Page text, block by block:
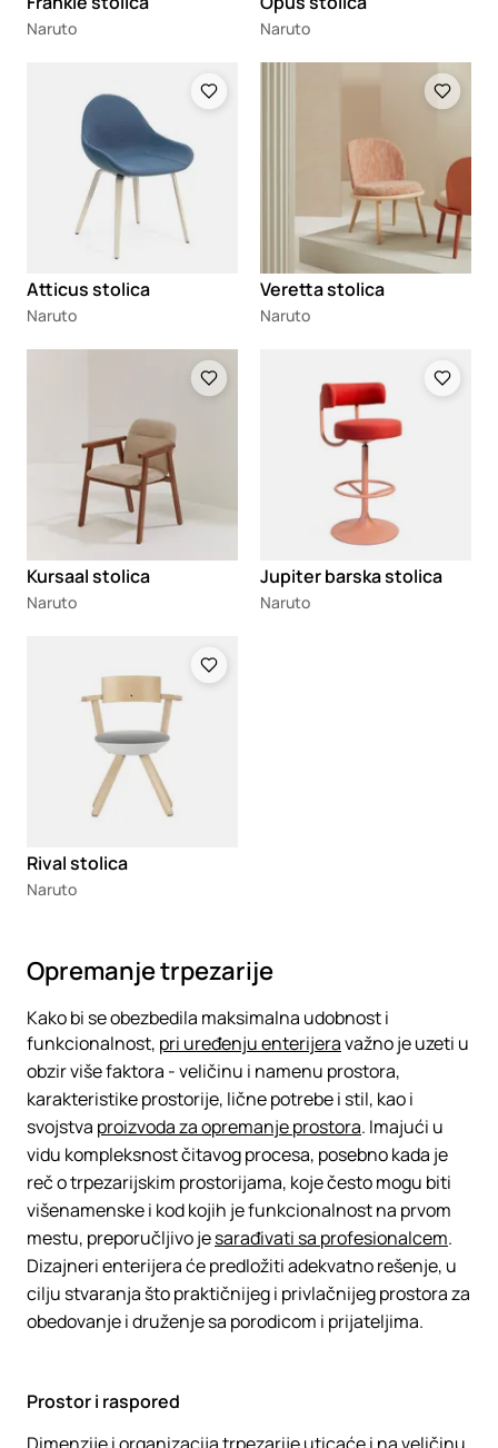
Naruto Naruto
Atticus stolica
Naruto
Veretta stolica
Naruto
Kursaal stolica
Naruto
Jupiter barska stolica
Naruto
Rival stolica
Naruto
Opremanje trpezarije
Kako bi se obezbedila maksimalna udobnost i
funkcionalnost, pri uređenju enterijeravažno je uzeti u
obzir više faktora - veličinu i namenu prostora,
karakteristike prostorije, lične potrebe i stil, kao i
svojstva proizvoda za opremanje prostora. Imajući u
vidu kompleksnost čitavog procesa, posebno kada je
reč o trpezarijskim prostorijama, koje često mogu biti
višenamenske i kod kojih je funkcionalnost na prvom
mestu, preporučljivo jesarađivati sa profesionalcem.
Dizajneri enterijera će predložiti adekvatno rešenje, u
cilju stvaranja što praktičnijeg i privlačnijeg prostora za
obedovanje i druženje sa porodicom i prijateljima.
Prostor i raspored